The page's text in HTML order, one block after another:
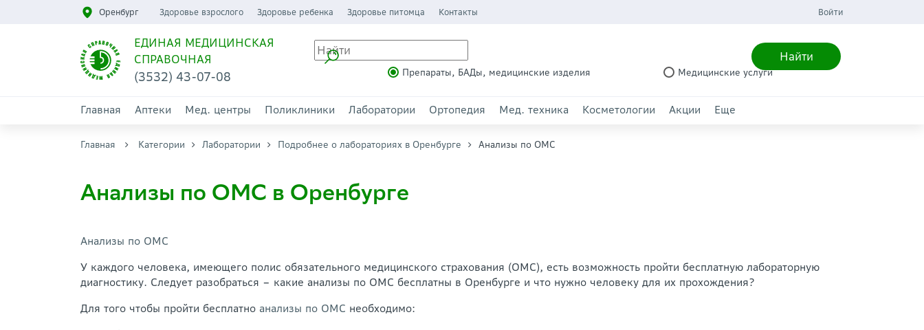
Оренбург Здоровье взрослого Здоровье ребенка Здоровье питомца Контакты Войти
ЕДИНАЯ МЕДИЦИНСКАЯ
СПРАВОЧНАЯ
(3532) 43-07-08
Найти
Препараты, БАДы, медицинские изделия Медицинские услуги
Главная Аптеки Мед. центры Поликлиники Лаборатории Ортопедия Мед. техника Косметологии Акции Еще
Главная Категории Лаборатории Подробнее о лабораториях в Оренбурге Анализы по ОМС
Анализы по ОМС в Оренбурге
Анализы по ОМС
У каждого человека, имеющего полис обязательного медицинского страхования (ОМС), есть возможность пройти бесплатную лабораторную
диагностику. Следует разобраться – какие анализы по ОМС бесплатны в Оренбурге и что нужно человеку для их прохождения?
Для того чтобы пройти бесплатно анализы по ОМС необходимо: